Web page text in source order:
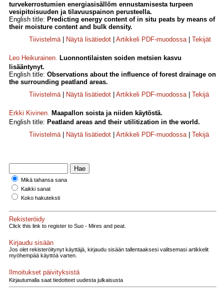
turvekerrostumien energiasisällöm ennustamisesta turpeen
vesipitoisuuden ja tilavuuspainon perusteella.
English title: Predicting energy content of in situ peats by means of
their moisture content and bulk density.
Tiivistelmä| Näytä lisätiedot Artikkeli PDF-muodossa| Tekijät
Leo Heikurainen. Luonnontilaisten soiden metsien kasvu
lisääntynyt.
English title: Observations about the influence of forest drainage on
the surrounding peatland areas.
Tiivistelmä| Näytä lisätiedot Artikkeli PDF-muodossa| Tekijä
Erkki Kivinen. Maapallon soista ja niiden käytöstä.
English title: Peatland areas and their utilitization in the world.
Tiivistelmä| Näytä lisätiedot Artikkeli PDF-muodossa| Tekijä
Mikä tahansa sana
Kaikki sanat
Koko hakuteksti
Rekisteröidy
Click this link to register to Suo - Mires and peat.
Kirjaudu sisään
Jos olet rekisteröitynyt käyttäjä, kirjaudu sisään tallentaaksesi valitsemasi artikkelit
myöhempää käyttöä varten.
Ilmoitukset päivityksistä
Kirjautumalla saat tiedotteet uudesta julkaisusta